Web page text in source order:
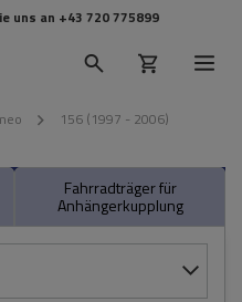
uns an +43 720 775899
156 (1997 - 2006)
Fahrradträger für
Anhängerkupplung